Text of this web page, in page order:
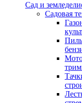
Сад и
Садовая